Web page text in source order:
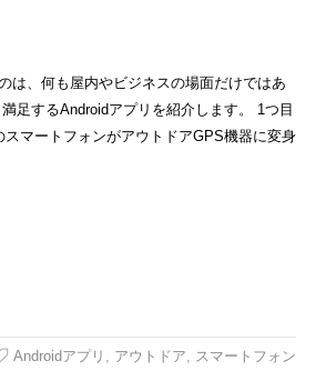
は、何も屋内やビジネスの場面だけではあ
足するAndroidアプリを紹介します。 1つ目
マートフォンがアウトドアGPS機器に変身
Androidアプリ , アウトドア, スマートフォン